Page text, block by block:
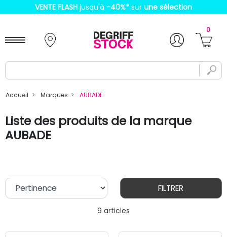
VENTE FLASH jusqu'à -40%* sur une sélection
0
Accueil Marques AUBADE
Liste des produits de la marque
AUBADE
9 articles
FILTRER